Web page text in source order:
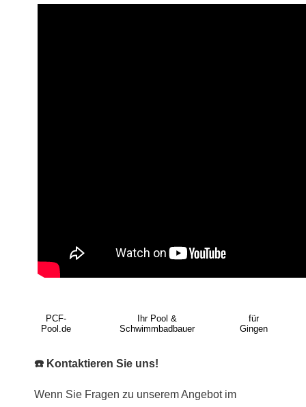
PCF-
Pool.de
Ihr Pool &
Schwimmbadbauer
für
Gingen
☎️ Kontaktieren Sie uns!
Wenn Sie Fragen zu unserem Angebot im